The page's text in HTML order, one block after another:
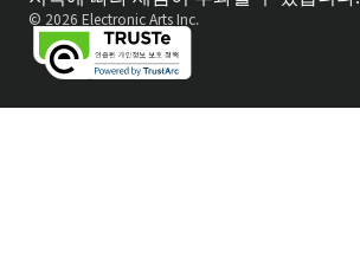
© 2026 Electronic Arts Inc.